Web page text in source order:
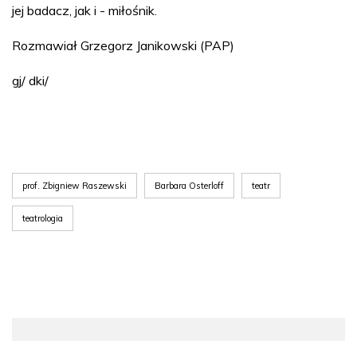
jej badacz, jak i - miłośnik.
Rozmawiał Grzegorz Janikowski (PAP)
gj/ dki/
prof. Zbigniew Raszewski Barbara Osterloff teatr
teatrologia